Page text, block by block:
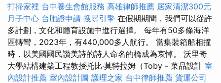
打掃家裡 台中養生會館服務 高雄律師推薦 居家清潔300元
月子中心 台胞證申請 搜尋引擎 在假期期間，我們可以從許
多計劃，文化和體育設施中進行選擇。 每年有50多條海洋
區轉彎，2023年，有440,000多人航行。 當集裝箱船相撞
時，以美國國民讚美詩的詩人命名的橋成為哀悼。 沃里奇
大學結構建築工程教授托比·莫特拉姆（Toby - 菜品設計 室
內設計推薦 室內設計圖 護理之家 台中律師推薦 貨運公司